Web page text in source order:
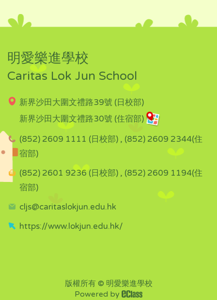
明愛樂進學校
Caritas Lok Jun School
新界沙田大圍文禮路39號 (日校部)
新界沙田大圍文禮路30號 (住宿部)
(852) 2609 1111 (日校部) , (852) 2609 2344(住
宿部)
(852) 2601 9236 (日校部) , (852) 2609 1194(住
宿部)
cljs@caritaslokjun.edu.hk
https://www.lokjun.edu.hk/
版權所有 © 明愛樂進學校
Powered by